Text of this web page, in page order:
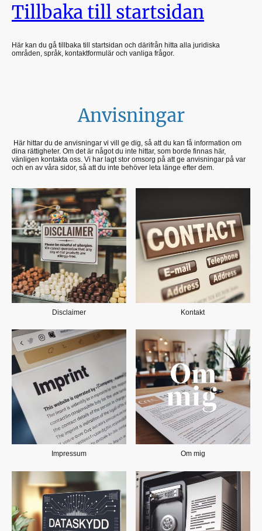
Tillbaka till startsidan
Här kan du gå tillbaka till startsidan och därifrån hitta alla juridiska
områden, språk, kontaktformulär och vanliga frågor.
Anvisningar
Här hittar du de anvisningar vi vill ge dig, så att du kan få information om
dina rättigheter. Om det är något du inte hittar, som borde finnas här,
vänligen kontakta oss. Vi har lagt stor omsorg på att ge anvisningar på var
och en av våra sidor, så att du inte behöver leta länge efter dem.
Disclaimer Kontakt
Impressum Om mig